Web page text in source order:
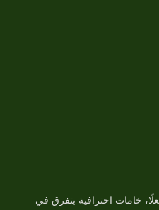
خامات احترافية بتفرق في